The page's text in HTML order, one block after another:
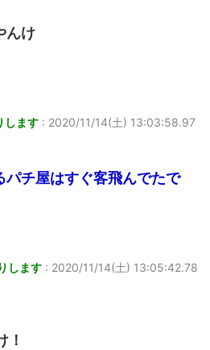
んけ
します : 2020/11/14(土) 13:03:58.97
パチ屋はすぐ客飛んでたで
します : 2020/11/14(土) 13:05:42.78
！